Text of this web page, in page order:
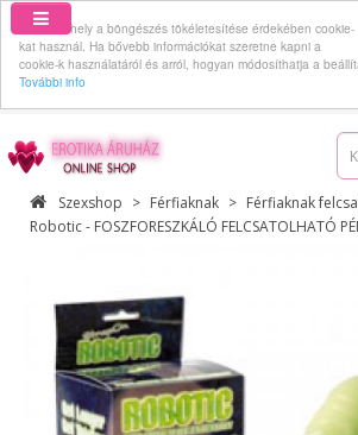
Ez a webhely a böngészés tökéletesítése érdekében cookie-
kat használ. Ha bővebb információkat szeretne kapni a
cookie-k használatáról és arról, hogyan módosíthatja a
További info
Szexshop Férfiaknak
Férfiaknak
Robotic - FOSZFORESZKÁLÓ FELCSATOLHATÓ